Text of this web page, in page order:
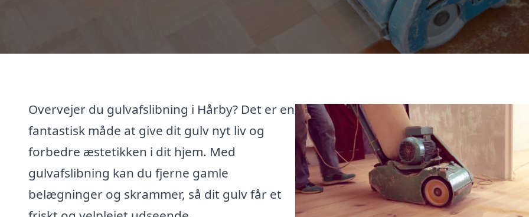
Overvejer du gulvafslibning i Hårby? Det er en
fantastisk måde at give dit gulv nyt liv og
forbedre æstetikken i dit hjem. Med
gulvafslibning kan du fjerne gamle
belægninger og skrammer, så dit gulv får et